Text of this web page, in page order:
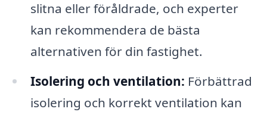
slitna eller föråldrade, och experter
kan rekommendera de bästa
alternativen för din fastighet.
Isolering och ventilation: Förbättrad
isolering och korrekt ventilation kan